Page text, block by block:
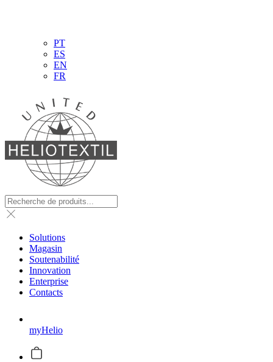
PT
ES
EN
FR
Solutions
Magasin
Soutenabilité
Innovation
Enterprise
Contacts
myHelio